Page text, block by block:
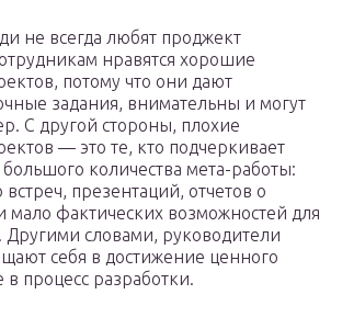
не всегда любят проджект
нравятся хорошие
потому что они дают
задания, внимательны и могут
С другой стороны, плохие
— это те, кто подчеркивает
количества мета-работы:
презентаций, отчетов о
мало фактических возможностей для
Другими словами, руководители
себя в достижение ценного
в процесс разработки.